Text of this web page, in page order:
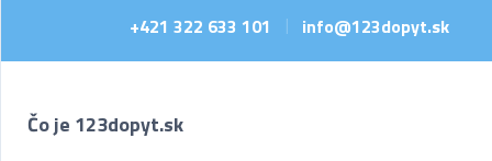
+421 322 633 101 | info@123dopyt.sk
Čo je 123dopyt.sk